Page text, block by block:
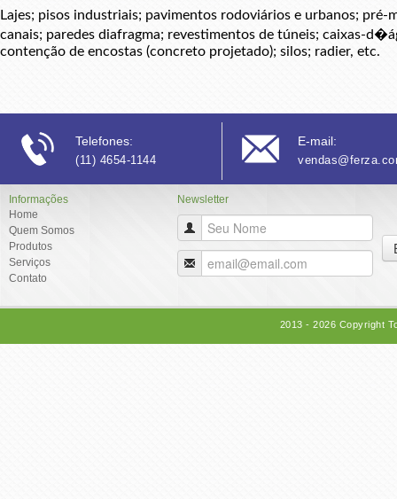
Lajes; pisos industriais; pavimentos rodoviários e urbanos;
canais; paredes diafragma; revestimentos de túneis; caixas-
contenção de encostas (concreto projetado); silos; radier, etc.
Telefones:
(11) 4654-1144
E-mail:
Informações
Home
Quem Somos
Produtos
Serviços
Contato
Newsletter
2013 - 2026 Copyright